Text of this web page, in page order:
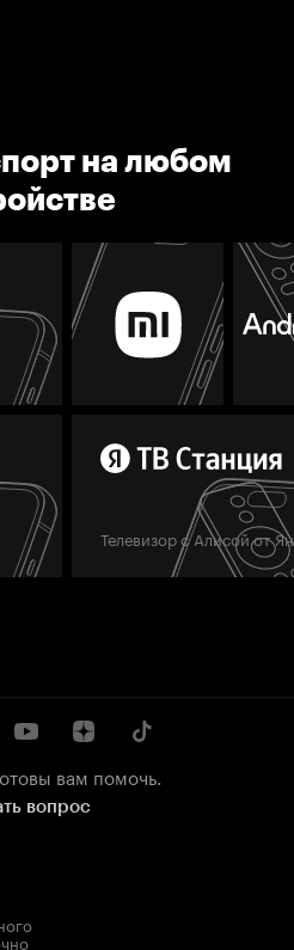
на любом
Телевизор с Алисой от
вам помочь.
вопрос